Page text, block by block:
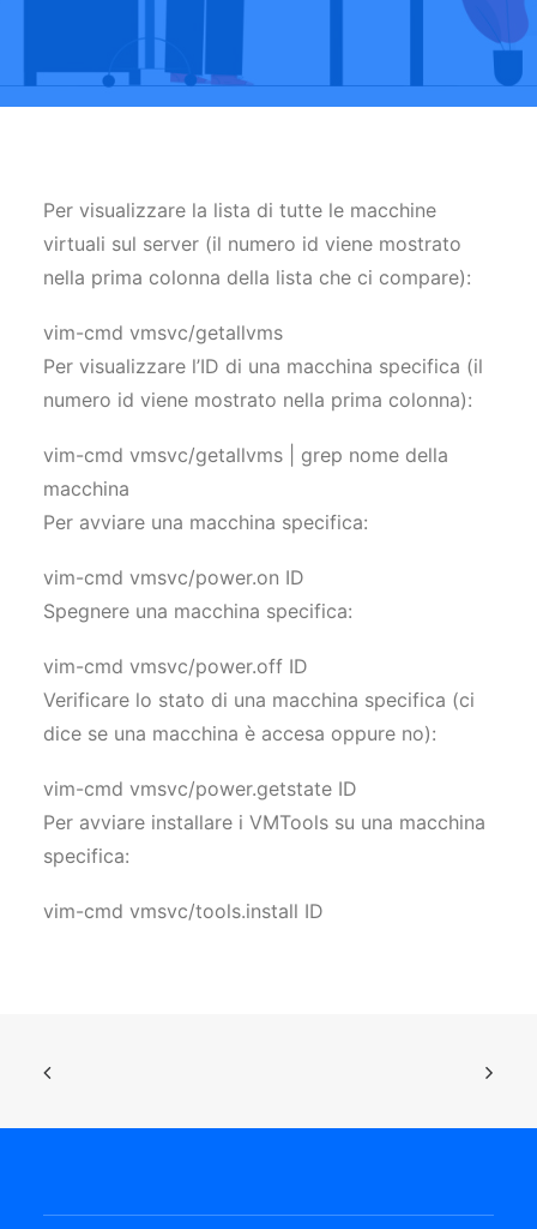
Per visualizzare la lista di tutte le macchine
virtuali sul server (il numero id viene mostrato
nella prima colonna della lista che ci compare):
vim-cmd vmsvc/getallvms
Per visualizzare l’ID di una macchina specifica (il
numero id viene mostrato nella prima colonna):
vim-cmd vmsvc/getallvms | grep nome della
macchina
Per avviare una macchina specifica:
vim-cmd vmsvc/power.on ID
Spegnere una macchina specifica:
vim-cmd vmsvc/power.off ID
Verificare lo stato di una macchina specifica (ci
dice se una macchina è accesa oppure no):
vim-cmd vmsvc/power.getstate ID
Per avviare installare i VMTools su una macchina
specifica:
vim-cmd vmsvc/tools.install ID